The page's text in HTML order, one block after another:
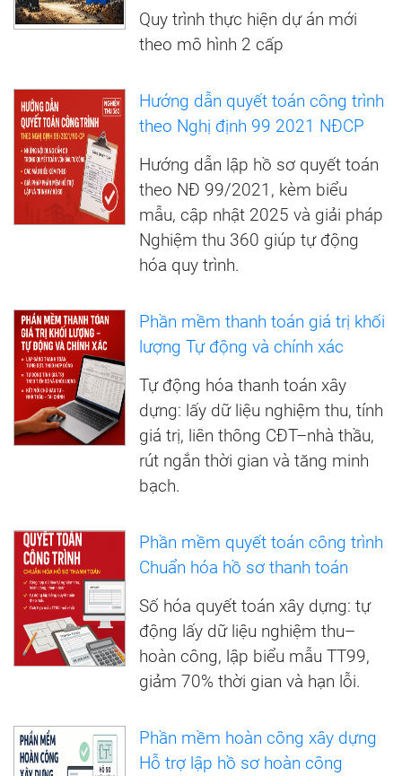
Quy trình thực hiện dự án mới
theo mô hình 2 cấp
Hướng dẫn quyết toán công trình
theo Nghị định 99 2021 NĐCP
Hướng dẫn lập hồ sơ quyết toán
theo NĐ 99/2021, kèm biểu
mẫu, cập nhật 2025 và giải pháp
Nghiệm thu 360 giúp tự động
hóa quy trình.
Phần mềm thanh toán giá trị khối
lượng Tự động và chính xác
Tự động hóa thanh toán xây
dựng: lấy dữ liệu nghiệm thu, tính
giá trị, liên thông CĐT–nhà thầu,
rút ngắn thời gian và tăng minh
bạch.
Phần mềm quyết toán công trình
Chuẩn hóa hồ sơ thanh toán
Số hóa quyết toán xây dựng: tự
động lấy dữ liệu nghiệm thu–
hoàn công, lập biểu mẫu TT99,
giảm 70% thời gian và hạn lỗi.
Phần mềm hoàn công xây dựng
Hỗ trợ lập hồ sơ hoàn công